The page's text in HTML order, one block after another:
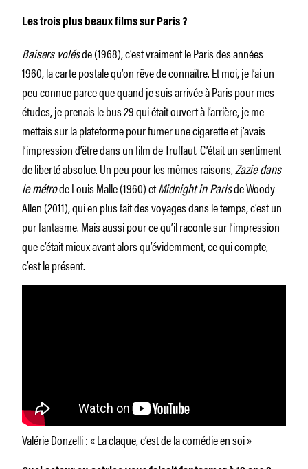
Les trois plus beaux films sur Paris ?
Baisers volésde (1968), c’est vraiment le Paris des années
1960, la carte postale qu’on rêve de connaître. Et moi, je l’ai un
peu connue parce que quand je suis arrivée à Paris pour mes
études, je prenais le bus 29 qui était ouvert à l’arrière, je me
mettais sur la plateforme pour fumer une cigarette et j’avais
l’impression d’être dans un film de Truffaut. C’était un sentiment
de liberté absolue. Un peu pour les mêmes raisons,Zazie dans
le métrode Louis Malle (1960) etMidnight in Parisde Woody
Allen (2011), qui en plus fait des voyages dans le temps, c’est un
pur fantasme. Mais aussi pour ce qu’il raconte sur l’impression
que c’était mieux avant alors qu’évidemment, ce qui compte,
c’est le présent.
Valérie Donzelli : « La claque, c’est de la comédie en soi »